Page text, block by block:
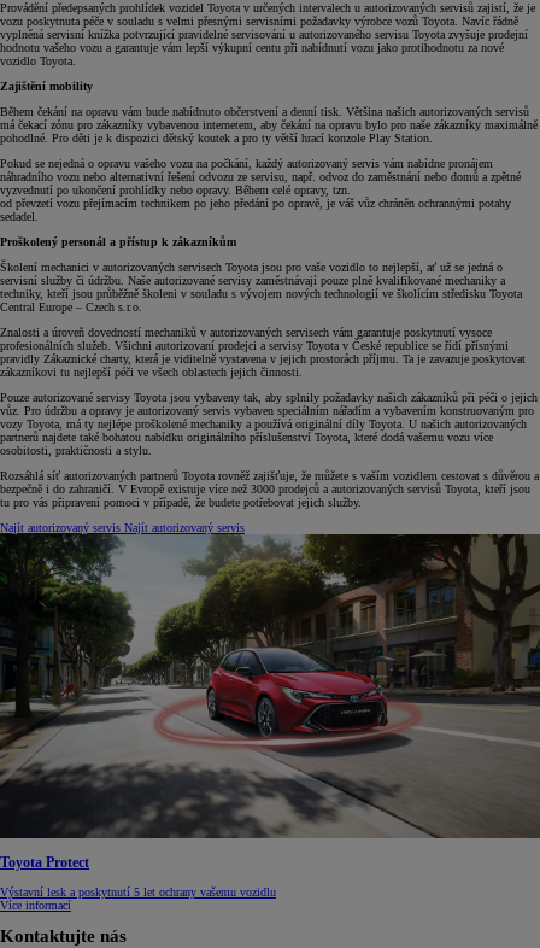
Provádění předepsaných prohlídek vozidel Toyota v určených intervalech u autorizovaných servisů zajistí, že je
vozu poskytnuta péče v souladu s velmi přesnými servisními požadavky výrobce vozů Toyota. Navíc řádně
vyplněná servisní knížka potvrzující pravidelné servisování u autorizovaného servisu Toyota zvyšuje prodejní
hodnotu vašeho vozu a garantuje vám lepší výkupní centu při nabídnutí vozu jako protihodnotu za nové
vozidlo Toyota.
Zajištění mobility
Během čekání na opravu vám bude nabídnuto občerstvení a denní tisk. Většina našich autorizovaných servisů
má čekací zónu pro zákazníky vybavenou internetem, aby čekání na opravu bylo pro naše zákazníky maximálně
pohodlné. Pro děti je k dispozici dětský koutek a pro ty větší hrací konzole Play Station.
Pokud se nejedná o opravu vašeho vozu na počkání, každý autorizovaný servis vám nabídne pronájem
náhradního vozu nebo alternativní řešení odvozu ze servisu, např. odvoz do zaměstnání nebo domů a zpětné
vyzvednutí po ukončení prohlídky nebo opravy. Během celé opravy, tzn.
od převzetí vozu přejímacím technikem po jeho předání po opravě, je váš vůz chráněn ochrannými potahy
sedadel.
Proškolený personál a přístup k zákazníkům
Školení mechanici v autorizovaných servisech Toyota jsou pro vaše vozidlo to nejlepší, ať už se jedná o
servisní služby či údržbu. Naše autorizované servisy zaměstnávají pouze plně kvalifikované mechaniky a
techniky, kteří jsou průběžně školeni v souladu s vývojem nových technologií ve školícím středisku Toyota
Central Europe – Czech s.r.o.
Znalosti a úroveň dovedností mechaniků v autorizovaných servisech vám garantuje poskytnutí vysoce
profesionálních služeb. Všichni autorizovaní prodejci a servisy Toyota v České republice se řídí přísnými
pravidly Zákaznické charty, která je viditelně vystavena v jejich prostorách příjmu. Ta je zavazuje poskytovat
zákazníkovi tu nejlepší péči ve všech oblastech jejich činnosti.
Pouze autorizované servisy Toyota jsou vybaveny tak, aby splnily požadavky našich zákazníků při péči o jejich
vůz. Pro údržbu a opravy je autorizovaný servis vybaven speciálním nářadím a vybavením konstruovaným pro
vozy Toyota, má ty nejlépe proškolené mechaniky a používá originální díly Toyota. U našich autorizovaných
partnerů najdete také bohatou nabídku originálního příslušenství Toyota, které dodá vašemu vozu více
osobitosti, praktičnosti a stylu.
Rozsáhlá síť autorizovaných partnerů Toyota rovněž zajišťuje, že můžete s vaším vozidlem cestovat s důvěrou a
bezpečně i do zahraničí. V Evropě existuje více než 3000 prodejců a autorizovaných servisů Toyota, kteří jsou
tu pro vás připravení pomoci v případě, že budete potřebovat jejich služby.
Najít autorizovaný servis Najít autorizovaný servis
Toyota Protect
Výstavní lesk a poskytnutí 5 let ochrany vašemu vozidlu
Více informací
Kontaktujte nás